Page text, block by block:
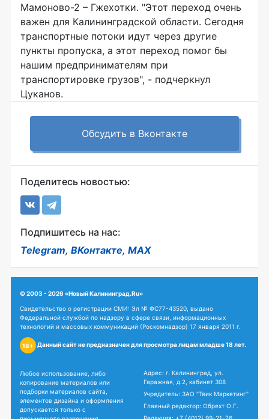
Мамоново-2 – Гжехотки. "Этот переход очень
важен для Калининградской области. Сегодня
транспортные потоки идут через другие
пункты пропуска, а этот переход помог бы
нашим предпринимателям при
транспортировке грузов", - подчеркнул
Цуканов.
Обсудить в Вконтакте
Поделитесь новостью:
Подпишитесь на нас:
Telegram, ВКонтакте, MAX
© 2003 - 2026 «Новый Калининград.Ru»
Свидетельство о регистрации СМИ: Эл № ФС77-43520, выдано
Федеральной службой по надзору в сфере связи, информационных
технологий и массовых коммуникаций (Роскомнадзор) 17 января 2011 г.
18+ Данный сайт не предназначен для просмотра лицам младше 18 лет.
Любое использование, либо
копирование материалов или
подборки материалов сайта,
элементов дизайна и оформления
допускается только с
Адрес: г. Калининград, ул.
Гаражная, д.2, кабинет 308
Учредитель: ЗАО "Твик Маркетинг"
Главный редактор: Обрехт О.Г.